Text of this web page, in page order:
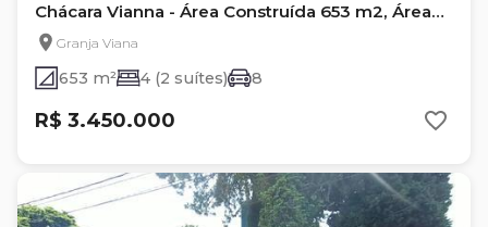
Chácara Vianna - Área Construída 653 m2, Área
Terreno 1.848 m2, Valor de venda R$
3.700.000,00, IPTU Mensal R$ 591,65 -
Condomínio Mensal R$495,00
Granja Viana
653 m² 4 (2 suítes) 8
R$ 3.450.000